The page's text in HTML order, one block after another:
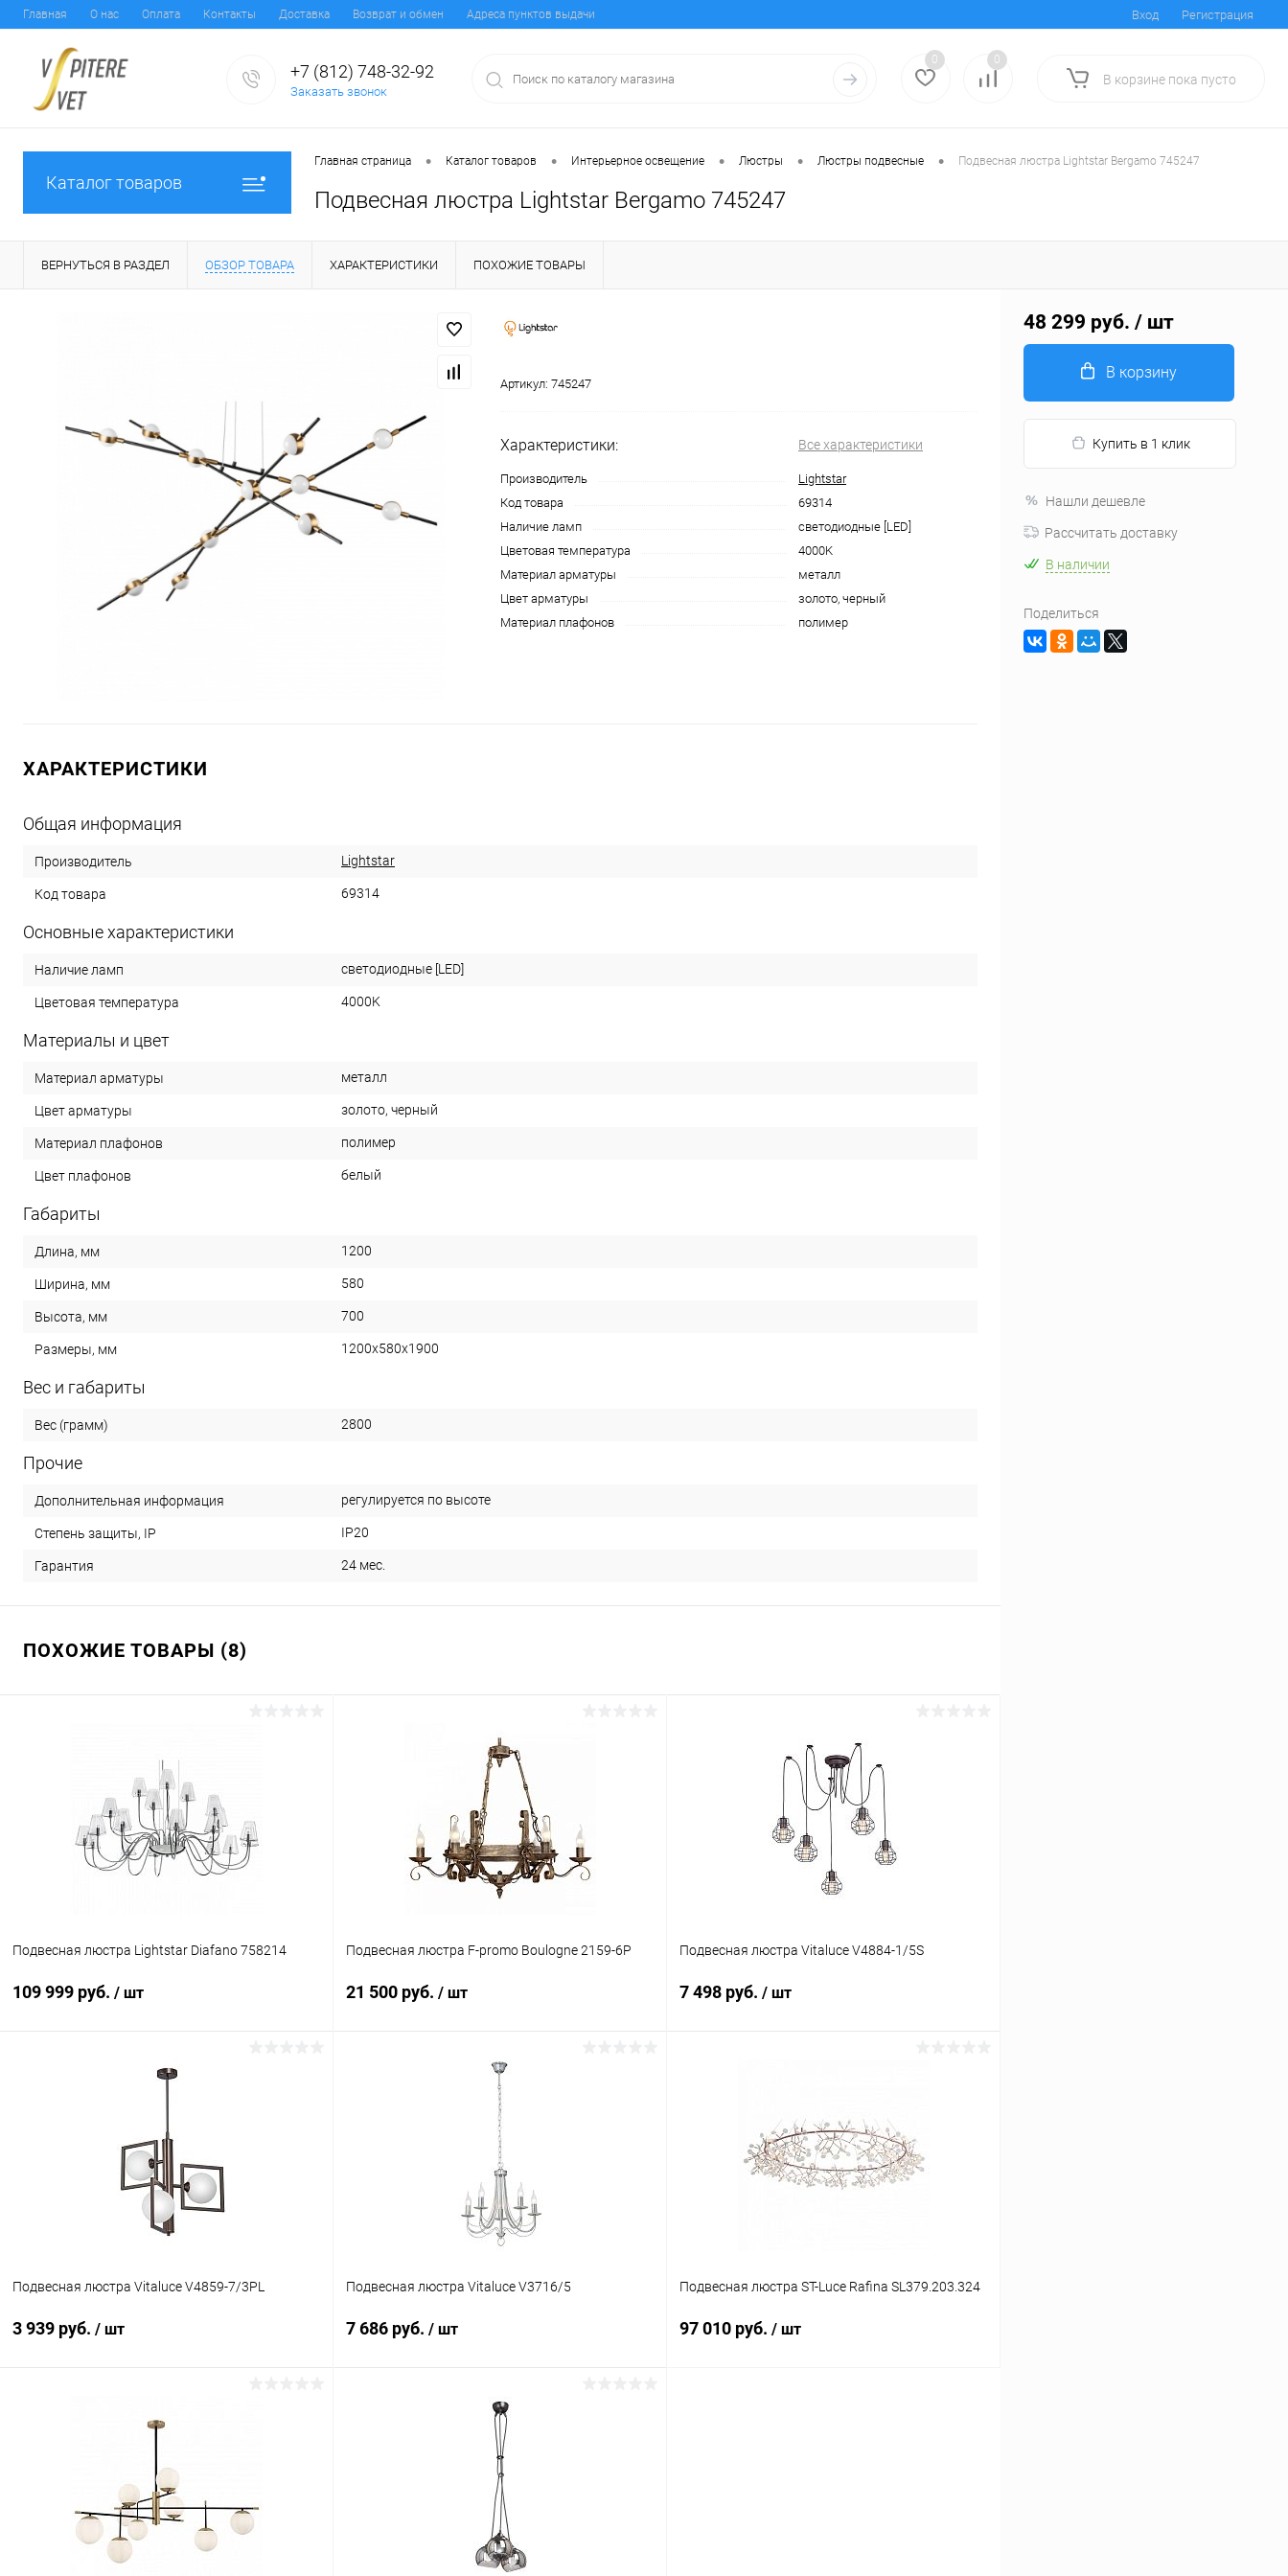
Главная О нас Оплата Контакты Доставка Возврат и обмен Адреса пунктов выдачи Вход Регистрация
+7 (812) 748-32-92
Заказать звонок
0 0
В корзине пока пусто
Каталог товаров
Главная страница • Каталог товаров • Интерьерное освещение • Люстры • Люстры подвесные • Подвесная люстра Lightstar Bergamo 745247
Подвесная люстра Lightstar Bergamo 745247
ВЕРНУТЬСЯ В РАЗДЕЛ ОБЗОР ТОВАРА ХАРАКТЕРИСТИКИ ПОХОЖИЕ ТОВАРЫ
Артикул: 745247
Характеристики: Все характеристики
Производитель
Lightstar
Код товара
69314
Наличие ламп
светодиодные [LED]
Цветовая температура
4000K
Материал арматуры
металл
Цвет арматуры
золото, черный
Материал плафонов
полимер
ХАРАКТЕРИСТИКИ
Общая информация
Производитель Lightstar
Код товара 69314
Основные характеристики
Наличие ламп светодиодные [LED]
Цветовая температура 4000K
Материалы и цвет
Материал арматуры металл
Цвет арматуры золото, черный
Материал плафонов полимер
Цвет плафонов белый
Габариты
Длина, мм 1200
Ширина, мм 580
Высота, мм 700
Размеры, мм 1200х580х1900
Вес и габариты
Вес (грамм) 2800
Прочие
Дополнительная информация регулируется по высоте
Степень защиты, IP IP20
Гарантия 24 мес.
ПОХОЖИЕ ТОВАРЫ (8)
Подвесная люстра Lightstar Diafano 758214
109 999 руб. / шт
В корзину
Подвесная люстра F-promo Boulogne 2159-6P
21 500 руб. / шт
В корзину
Подвесная люстра Vitaluce V4884-1/5S
7 498 руб. / шт
Сравнение
В избранное В наличии
Подвесная люстра Vitaluce V4859-7/3PL
3 939 руб. / шт
Подвесная люстра Vitaluce V3716/5
7 686 руб. / шт
В корзину
Подвесная люстра ST-Luce Rafina SL379.203.324
97 010 руб. / шт
48 299 руб. / шт
В корзину
Купить в 1 клик
Нашли дешевле
Рассчитать доставку
В наличии
Поделиться